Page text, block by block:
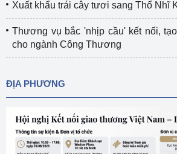
Xuất khẩu trái cây tươi sang Thổ Nhĩ
Thương vụ bắc 'nhịp cầu' kết nối,
cho ngành Công Thương
ĐỊA PHƯƠNG